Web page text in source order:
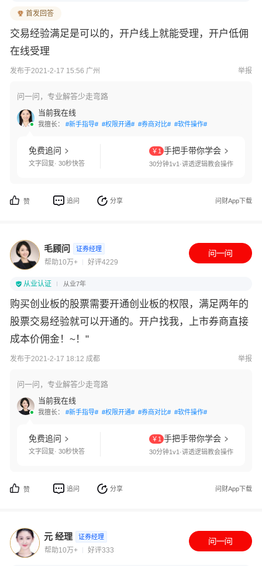
首发回答
交易经验满足是可以的，开户线上就能受理，开户低佣
在线受理
发布于2021-2-17 15:56 广州 举报
问一问，专业解答少走弯路
当前我在线
我擅长： #新手指导# #权限开通# #券商对比# #软件操作#
免费追问
文字回复· 30秒快答
￥1 手把手带你学会
30分钟1v1·讲透逻辑教会操作
赞 追问 分享 问财App下载
毛顾问 证券经理
帮助10万+ 好评4229
从业认证 从业7年
购买创业板的股票需要开通创业板的权限，满足两年的
股票交易经验就可以开通的。开户找我，上市券商直接
成本价佣金！~！"
发布于2021-2-17 18:12 成都 举报
问一问，专业解答少走弯路
当前我在线
我擅长： #新手指导# #权限开通# #券商对比# #软件操作#
免费追问
文字回复· 30秒快答
￥1 手把手带你学会
30分钟1v1·讲透逻辑教会操作
赞 追问 分享 问财App下载
元 经理 证券经理
帮助10万+ 好评333